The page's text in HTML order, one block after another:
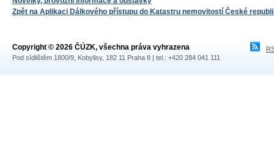
Zpět na Aplikaci Dálkového přístupu do Katastru nemovitostí České
Copyright © 2026 ČÚZK, všechna práva vyhrazena
Pod sídlištěm 1800/9, Kobylisy, 182 11 Praha 8 | tel.: +420 284 041 111